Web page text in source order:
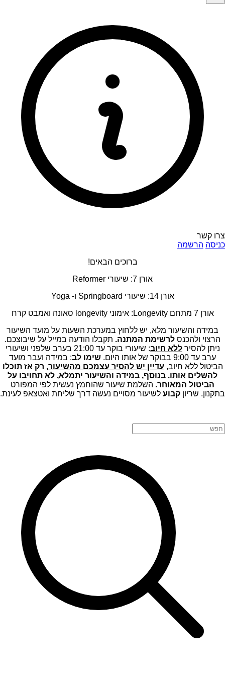
צרו קשר
כניסה הרשמה
ברוכים הבאים!
אורן 7: שיעורי Reformer
אורן 14: שיעורי Springboard ו- Yoga
אורן 7 מתחם Longevity: אימוני longevity סאונה ואמבט קרח
במידה והשיעור מלא, יש ללחוץ במערכת השעות על מועד השיעור
הרצוי ולהכנס לרשימת המתנה. תקבלו הודעה במייל על שיבוצכם.
ניתן להסירללא חיוב
: שיעורי בוקר עד 21:00 בערב שלפני ושיעורי
ערב עד 9:00 בבוקר של אותו היום.
שימו לב: במידה ועבר מועד
הביטול ללא חיוב, עדיין יש להסיר עצמכם מהשיעור, רק אז תוכלו
להשלים אותו. בנוסף, במידה והשיעור יתמלא, לא תחויבו על
הביטול המאוחר. השלמת שיעור שהוחמץ נעשית לפי המפורט
בתקנון. שריון קבוע לשיעור מסויים נעשה דרך שליחת ואטצאפ לעינת.